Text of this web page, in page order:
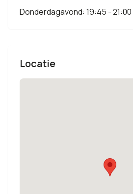
Donderdagavond: 19:45 - 21:00
Locatie